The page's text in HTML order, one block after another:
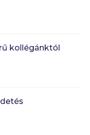
kollégánktól